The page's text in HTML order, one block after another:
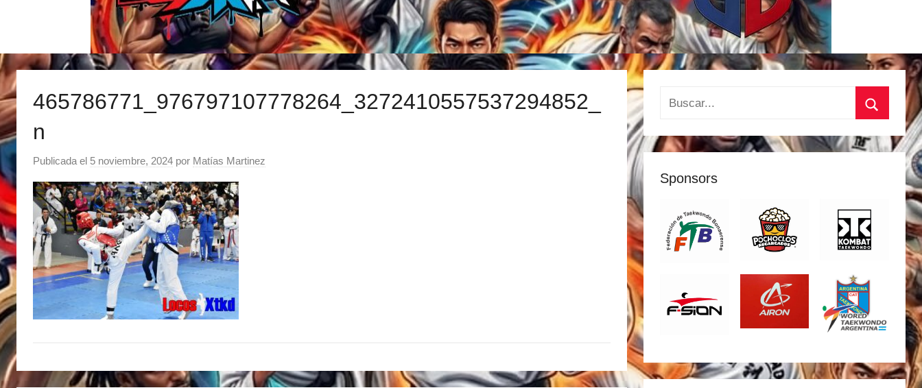
465786771_976797107778264_3272410557537294852_
n
Publicada el 5 noviembre, 2024 por Matías Martinez
Buscar:
Buscar
Sponsors